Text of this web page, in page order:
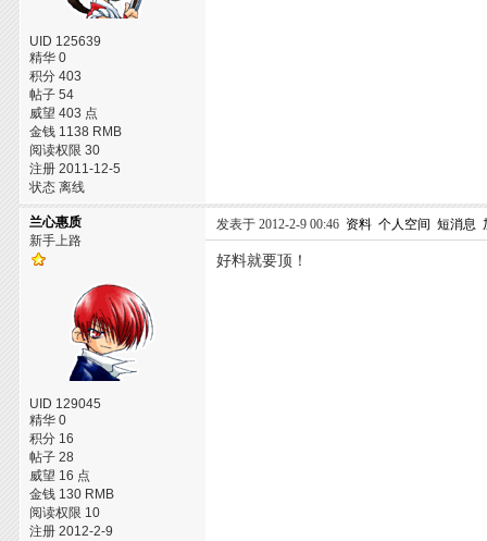
UID 125639
精华 0
积分 403
帖子 54
威望 403 点
金钱 1138 RMB
阅读权限 30
注册 2011-12-5
状态 离线
兰心惠质
新手上路
UID 129045
精华 0
积分 16
帖子 28
威望 16 点
金钱 130 RMB
阅读权限 10
注册 2012-2-9
发表于 2012-2-9 00:46 资料 个人空间 短消息
好料就要顶！